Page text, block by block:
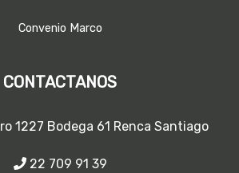
Convenio Marco
CONTACTANOS
1227 Bodega 61 Renca Santiago
22 709 91 39